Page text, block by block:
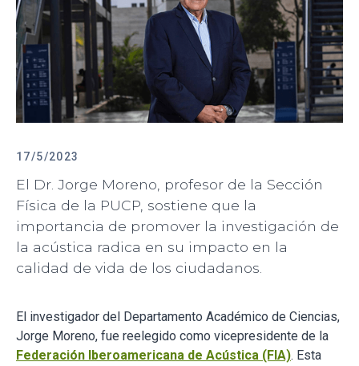
17/5/2023
El Dr. Jorge Moreno, profesor de la Sección
Física de la PUCP, sostiene que la
importancia de promover la investigación de
la acústica radica en su impacto en la
calidad de vida de los ciudadanos.
El investigador del Departamento Académico de Ciencias,
Jorge Moreno, fue reelegido como vicepresidente de la
Federación Iberoamericana de Acústica (FIA). Esta